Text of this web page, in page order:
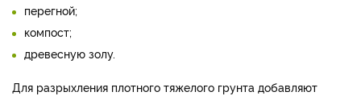
перегной;
компост;
древесную золу.
Для разрыхления плотного тяжелого грунта добавляют